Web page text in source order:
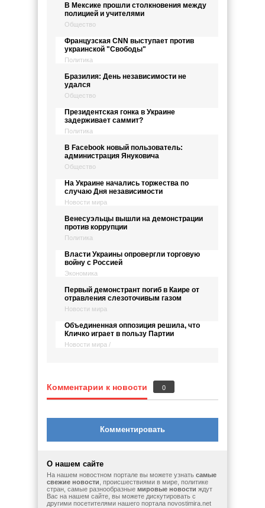
В Мексике прошли столкновения между
полицией и учителями
Общество
Французская CNN выступает против
украинской "Свободы"
Политика
Бразилия: День независимости не
удался
Общество
Президентская гонка в Украине
задерживает саммит?
Политика
В Facebook новый пользователь:
администрация Януковича
Общество
На Украине начались торжества по
случаю Дня независимости
Новости мира
Венесуэльцы вышли на демонстрации
против коррупции
Политика
Власти Украины опровергли торговую
войну с Россией
Экономика
Первый демонстрант погиб в Каире от
отравления слезоточивым газом
Новости мира
Объединенная оппозиция решила, что
Кличко играет в пользу Партии
Новости мира /
Комментарии к новости 0
Комментировать
О нашем сайте
На нашем новостном портале вы можете узнать самые
свежие новости , происшествиями в мире, политике
стран, самые разнообразные мировые новости ждут
Вас на нашем сайте, вы можете дискутировать с
другими посетителями нашего портала novostimira.net